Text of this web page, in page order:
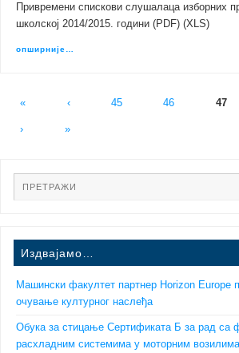
Привремени спискови слушалаца изборних
школској 2014/2015. години (PDF) (XLS)
опширније…
« ‹ 45 46 47
› »
Издвајамо…
Машински факултет партнер Horizon Europe
очување културног наслеђа
Обука за стицање Сертификата Б за рад са
расхладним системима у моторним